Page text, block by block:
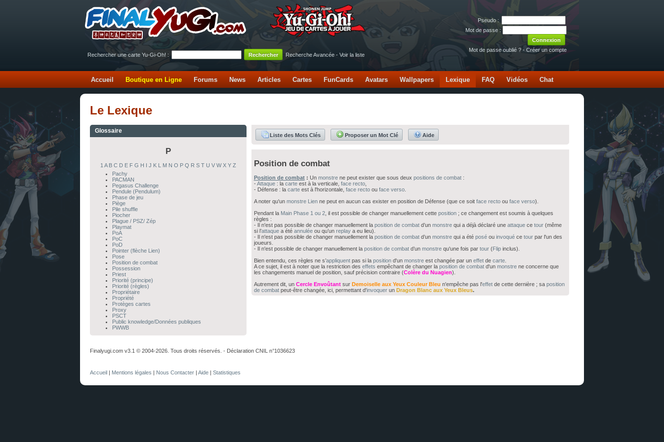
Pseudo :
Mot de passe :
Mot de passe oublié ? - Créer un compte
Rechercher une carte Yu-Gi-Oh! :
Recherche Avancée - Voir la liste
Accueil Boutique en Ligne Forums News Articles Cartes FunCards Avatars Wallpapers Lexique FAQ Vidéos Chat
Le Lexique
Glossaire
P
1 A B C D E F G H J K M N O P Q R S T U V W X Y Z
Pachy
PACMAN
Pegasus Challenge
Pendule (Pendulum)
Phase de jeu
Piège
Pile shuffle
Piocher
Plague / PSZ/ Zép
Playmat
PoA
PoC
PoD
Pointer (flèche Lien)
Pose
Position de combat
Possession
Priest
Priorité (principe)
Priorité (règles)
Propriétaire
Propriété
Protèges cartes
Proxy
PSCT
Public knowledge/Données publiques
PWWB
Liste des Mots Clés Proposer un Mot Clé Aide
Position de combat
Position de combat: Un monstrene peut exister que sous deux positions de combat:
-Attaque: la carteest à la verticale, face recto,
- Défense : la carteest à l'horizontale, face rectoou face verso.
A noter qu'un monstre Lienne peut en aucun cas exister en position de Défense (que ce soit face rectoou face verso).
Pendant la Main Phase 1 ou 2, il est possible de changer manuellement cette position; ce changement est soumis à quelques
règles :
- Il n'est pas possible de changer manuellement la position de combatd’un monstrequi a déjà déclaré une attaquece tour(même
si l’attaquea été annuléeou qu’un replaya eu lieu).
- Il n'est pas possible de changer manuellement la position de combatd’un monstrequi a été poséou invoquéce tourpar l'un des
joueurs.
- Il n'est possible de changer manuellement la position de combatd’un monstrequ'une fois par tour(Flipinclus).
Bien entendu, ces règles ne s’appliquentpas si la positiond'un monstreest changée par un effetde carte.
A ce sujet, il est à noter que la restriction des effets empêchant de changer la position de combatd'un monstrene concerne que
les changements manuel de position, sauf précision contraire (Colère du Nuagien).
Autrement dit, un Cercle Envoûtantsur Demoiselle aux Yeux Couleur Bleu n'empêche pas l'effetde cette dernière ; sa position
de combatpeut-être changée, ici, permettant d'invoquerun Dragon Blanc aux Yeux Bleus.
Finalyugi.com v3.1 © 2004-2026. Tous droits réservés. - Déclaration CNIL n°1036623
Accueil Mentions légales Nous Contacter Aide Statistiques